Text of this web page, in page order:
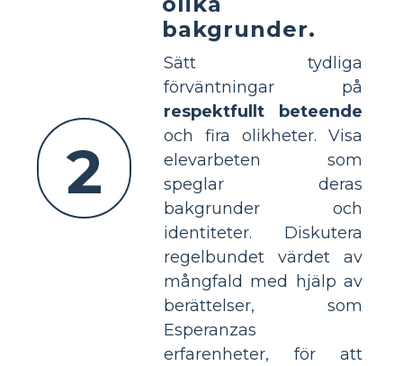
2
bakgrunder.
Sätt tydliga
förväntningar på
respektfullt beteende
och fira olikheter. Visa
elevarbeten som
speglar deras
bakgrunder och
identiteter. Diskutera
regelbundet värdet av
mångfald med hjälp av
berättelser, som
Esperanzas
erfarenheter, för att